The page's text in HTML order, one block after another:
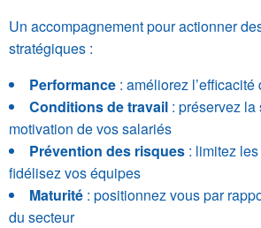
Un accompagnement pour actionner
stratégiques :
Performance : améliorez
Conditions de travail : préservez la
motivation de vos salariés
Prévention des risques : limitez
fidélisez vos équipes
Maturité : positionnez vous par
du secteur